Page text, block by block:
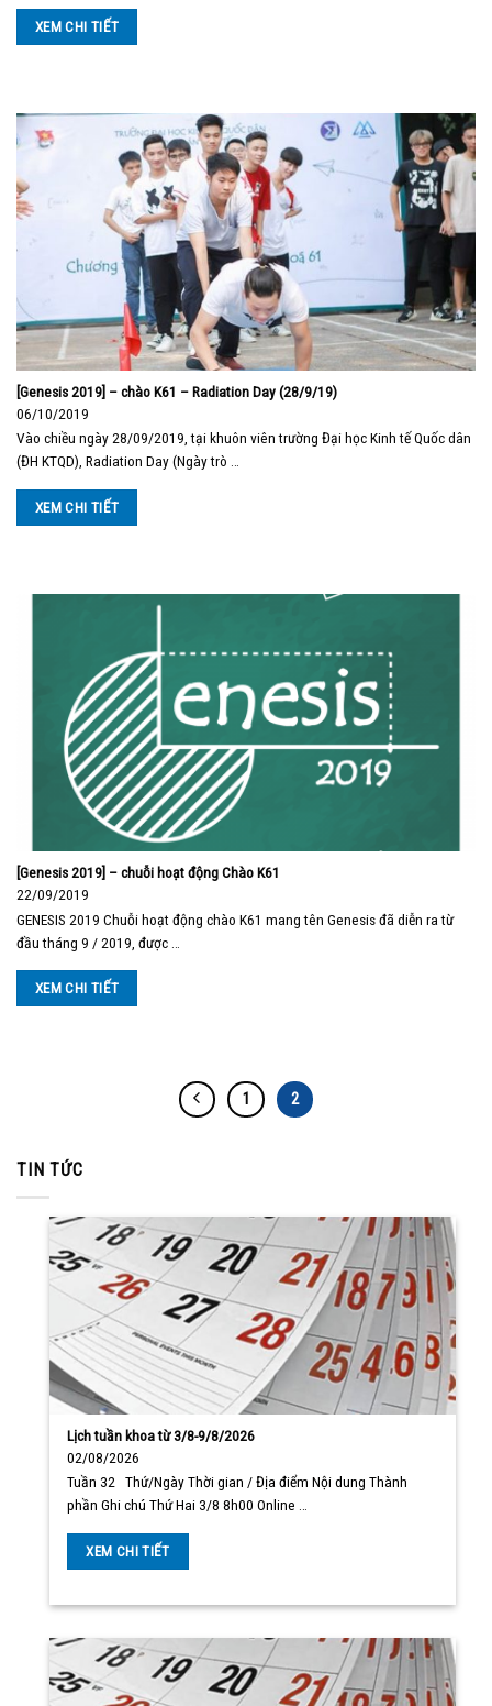
XEM CHI TIẾT
[Genesis 2019] – chào K61 – Radiation Day (28/9/19)
06/10/2019
Vào chiều ngày 28/09/2019, tại khuôn viên trường Đại học Kinh tế Quốc dân
(ĐH KTQD), Radiation Day (Ngày trò …
XEM CHI TIẾT
[Genesis 2019] – chuỗi hoạt động Chào K61
22/09/2019
GENESIS 2019 Chuỗi hoạt động chào K61 mang tên Genesis đã diễn ra từ
đầu tháng 9 / 2019, được …
XEM CHI TIẾT
1 2
TIN TỨC
Lịch tuần khoa từ 3/8-9/8/2026
02/08/2026
Tuần 32 Thứ/Ngày Thời gian / Địa điểm Nội dung Thành
phần Ghi chú Thứ Hai 3/8 8h00 Online …
XEM CHI TIẾT